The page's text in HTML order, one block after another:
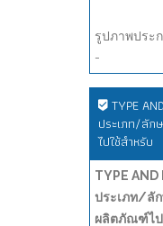
รูปภาพประ
-
TYPE
ประเภท/ลัก
ไปใช้สำหรับ
TYPE AND
ประเภท/ลั
ผลิตภัณฑ์ไ